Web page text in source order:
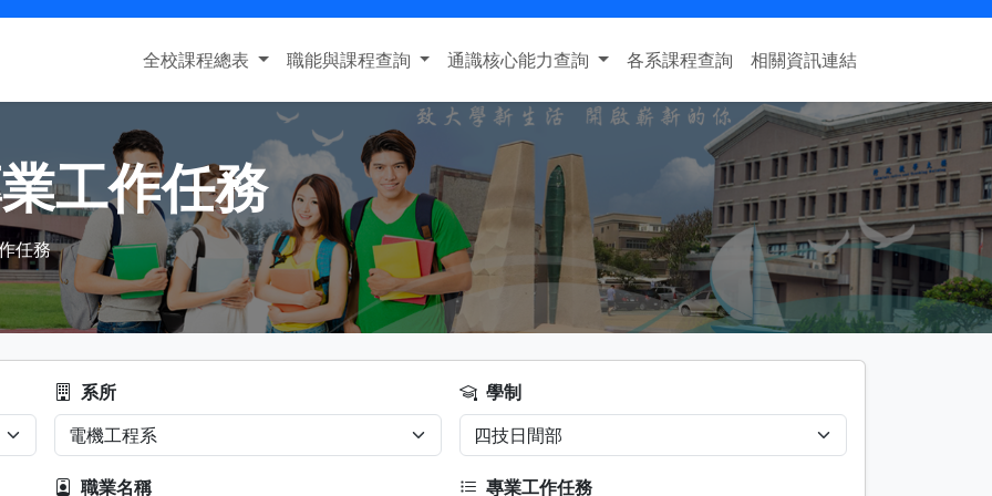
全校課程總表 職能與課程查詢 通識核心能力查詢 各系課程查詢 相關資訊連結
工作任務
任務
系所 學制
職業名稱 專業工作任務